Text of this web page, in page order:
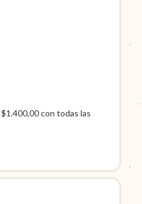
$1.400,00con todas las